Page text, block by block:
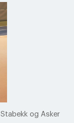
og Asker